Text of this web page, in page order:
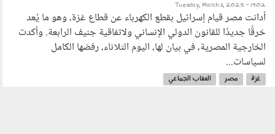
Tuesday, March 11, 2025 - 19:02
أدانت مصر قيام إسرائيل بقطع الكهرباء عن قطاع غزة، وهو ما يُعد
خرقًا جديدًا للقانون الدولي الإنساني ولاتفاقية جنيف الرابعة. وأكدت
الخارجية المصرية، في بيان لها، اليوم الثلاثاء، رفضها الكامل
لسياسات...
غزة مصر العقاب الجماعي